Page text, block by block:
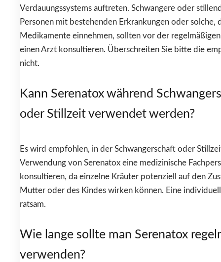
Verdauungssystems auftreten. Schwangere oder
Personen mit bestehenden Erkrankungen oder solche,
Medikamente einnehmen, sollten vor der
einen Arzt konsultieren. Überschreiten Sie bitte die
nicht.
Kann Serenatox während
oder Stillzeit verwendet werden?
Es wird empfohlen, in der Schwangerschaft oder
Verwendung von Serenatox eine medizinische
konsultieren, da einzelne Kräuter potenziell auf den
Mutter oder des Kindes wirken können. Eine
ratsam.
Wie lange sollte man Serenatox
verwenden?